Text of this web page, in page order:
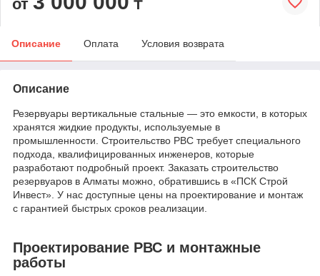
от ₸
Описание Оплата Условия возврата
Описание
Резервуары вертикальные стальные — это емкости, в которых
хранятся жидкие продукты, используемые в
промышленности. Строительство РВС требует специального
подхода, квалифицированных инженеров, которые
разработают подробный проект. Заказать строительство
резервуаров в Алматы можно, обратившись в «ПСК Строй
Инвест». У нас доступные цены на проектирование и монтаж
с гарантией быстрых сроков реализации.
Проектирование РВС и монтажные
работы